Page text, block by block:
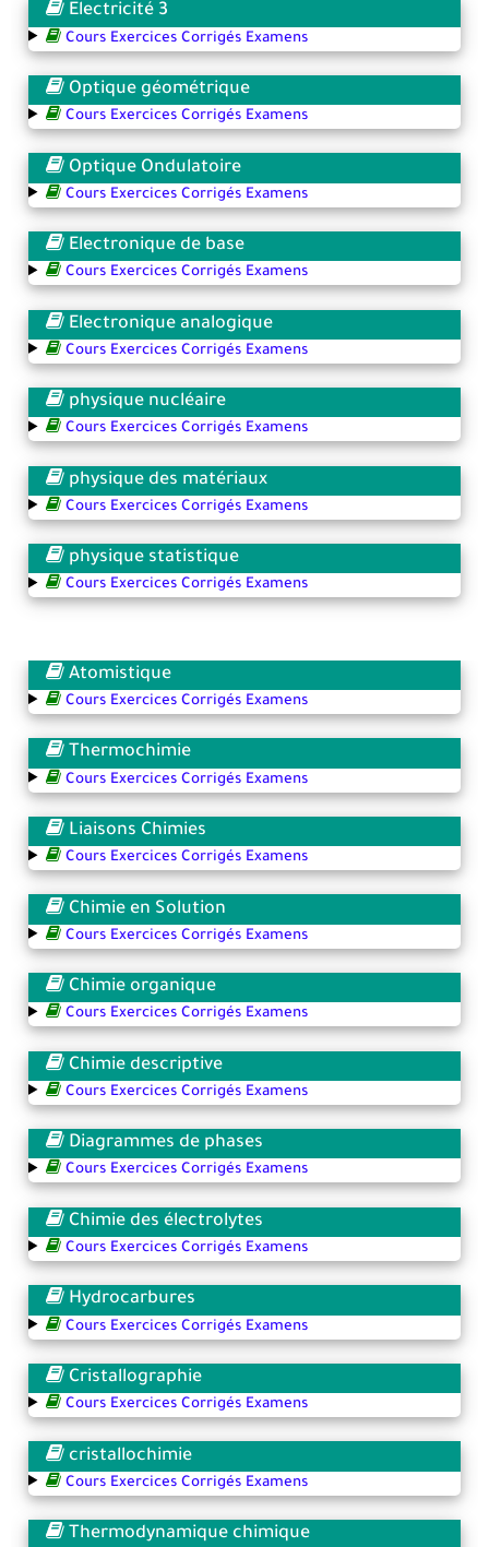
Electricité 3
Cours Exercices Corrigés Examens
Optique géométrique
Cours Exercices Corrigés Examens
Optique Ondulatoire
Cours Exercices Corrigés Examens
Electronique de base
Cours Exercices Corrigés Examens
Electronique analogique
Cours Exercices Corrigés Examens
physique nucléaire
Cours Exercices Corrigés Examens
physique des matériaux
Cours Exercices Corrigés Examens
physique statistique
Cours Exercices Corrigés Examens
Atomistique
Cours Exercices Corrigés Examens
Thermochimie
Cours Exercices Corrigés Examens
Liaisons Chimies
Cours Exercices Corrigés Examens
Chimie en Solution
Cours Exercices Corrigés Examens
Chimie organique
Cours Exercices Corrigés Examens
Chimie descriptive
Cours Exercices Corrigés Examens
Diagrammes de phases
Cours Exercices Corrigés Examens
Chimie des électrolytes
Cours Exercices Corrigés Examens
Hydrocarbures
Cours Exercices Corrigés Examens
Cristallographie
Cours Exercices Corrigés Examens
cristallochimie
Cours Exercices Corrigés Examens
Thermodynamique chimique